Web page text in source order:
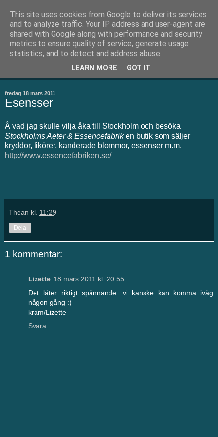
Thean.se
Välkommen till min blogg. Här skriver jag om små och stora
ting. Men kanske framförallt om bakning som är mitt stora
fredag 18 mars 2011
Esensser
Å vad jag skulle vilja åka till Stockholm och besöka
Stockholms Aeter & Essencefabriken butik som säljer
kryddor, likörer, kanderade blommor, essenser m.m.
http://www.essencefabriken.se/
Thean kl. 11:29
Dela
1 kommentar:
Lizette 18 mars 2011 kl. 20:55
Det låter riktigt spännande. vi kanske kan komma iväg
någon gång :)
kram/Lizette
Svara
This site uses cookies from Google to deliver its services
and to analyze traffic. Your IP address and user-agent are
shared with Google along with performance and security
metrics to ensure quality of service, generate usage
statistics, and to detect and address abuse.
LEARN MORE GOT IT